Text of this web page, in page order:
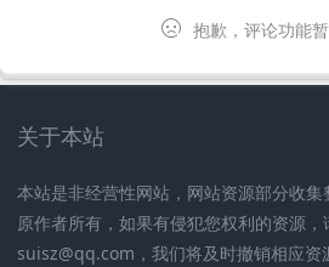
抱歉，评论功能
关于本站
本站是非经营性网站，网站资源部分收
原作者所有，如果有侵犯您权利的资源，
suisz@qq.com，我们将及时撤销相应资